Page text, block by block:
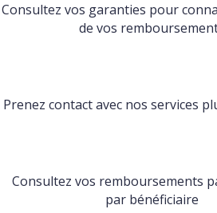
Consultez vos garanties pour
de vos
Prenez contact avec nos services
Consultez vos remboursements
par bénéficiaire